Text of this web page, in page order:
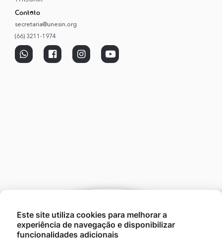
Contato
secretaria@unesin.org
(66) 3211-1974
Este site utiliza cookies para melhorar a
experiência de navegação e disponibilizar
funcionalidades adicionais